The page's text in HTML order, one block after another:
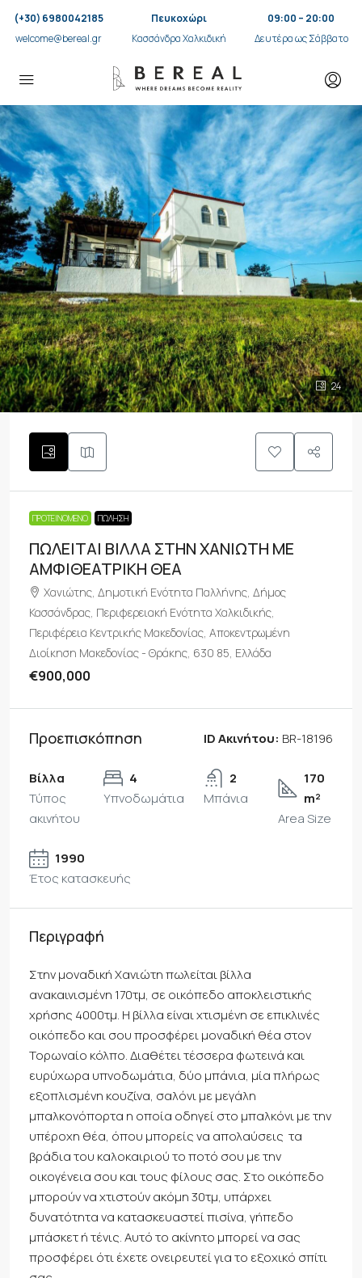
(+30) 6980042185
welcome@bereal.gr
Πευκοχώρι
Κασσάνδρα Χαλκιδική
09:00 – 20:00
Δευτέρα ως Σάββατο
24
ΠΡΟΤΕΙΝΌΜΕΝΟ ΠΏΛΗΣΗ
ΠΩΛΕΙΤΑΙ ΒΙΛΛΑ ΣΤΗΝ ΧΑΝΙΩΤΗ ΜΕ
ΑΜΦΙΘΕΑΤΡΙΚΗ ΘΕΑ
Χανιώτης, Δημοτική Ενότητα Παλλήνης, Δήμος
Κασσάνδρας, Περιφερειακή Ενότητα Χαλκιδικής,
Περιφέρεια Κεντρικής Μακεδονίας, Αποκεντρωμένη
Διοίκηση Μακεδονίας - Θράκης, 630 85, Ελλάδα
€900,000
Προεπισκόπηση ID Ακινήτου: BR-18196
Βίλλα
Τύπος
ακινήτου
4
Υπνοδωμάτια
2
Μπάνια
170
m²
Area Size
1990
Έτος κατασκευής
Περιγραφή
Στην μοναδική Χανιώτη πωλείται βίλλα
ανακαινισμένη 170τμ, σε οικόπεδο αποκλειστικής
χρήσης 4000τμ. Η βίλλα είναι χτισμένη σε επικλινές
οικόπεδο και σου προσφέρει μοναδική θέα στον
Τορωναίο κόλπο. Διαθέτει τέσσερα φωτεινά και
ευρύχωρα υπνοδωμάτια, δύο μπάνια, μία πλήρως
εξοπλισμένη κουζίνα, σαλόνι με μεγάλη
μπαλκονόπορτα η οποία οδηγεί στο μπαλκόνι με την
υπέροχη θέα, όπου μπορείς να απολαύσεις τα
βράδια του καλοκαιριού το ποτό σου με την
οικογένεια σου και τους φίλους σας. Στο οικόπεδο
μπορούν να χτιστούν ακόμη 30τμ, υπάρχει
δυνατότητα να κατασκευαστεί πισίνα, γήπεδο
μπάσκετ ή τένις. Αυτό το ακίνητο μπορεί να σας
προσφέρει ότι έχετε ονειρευτεί για το εξοχικό σπίτι